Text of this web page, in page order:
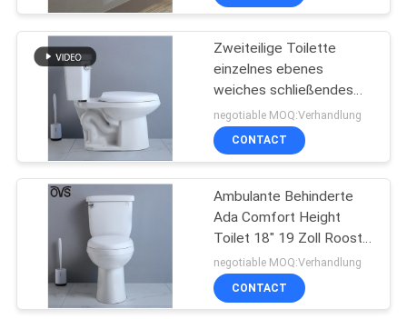
cUPC Toilette
Zweiteilige Toilette
einzelnes ebenes
weiches schließendes
Seat Ada Comfort
Height Siphonic
negotiable MOQ:Verhandlung
CONTACT
Ambulante Behinderte
Ada Comfort Height
Toilet 18" 19 Zoll Roostic
Trennen
negotiable MOQ:Verhandlung
CONTACT